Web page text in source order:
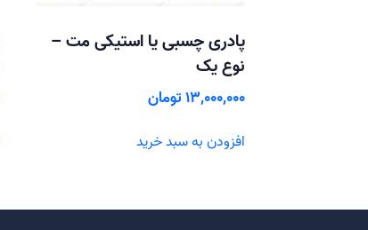
پادری چسبی یا استیکی مت –
نوع یک
13,000,000تومان
افزودن به سبد خرید